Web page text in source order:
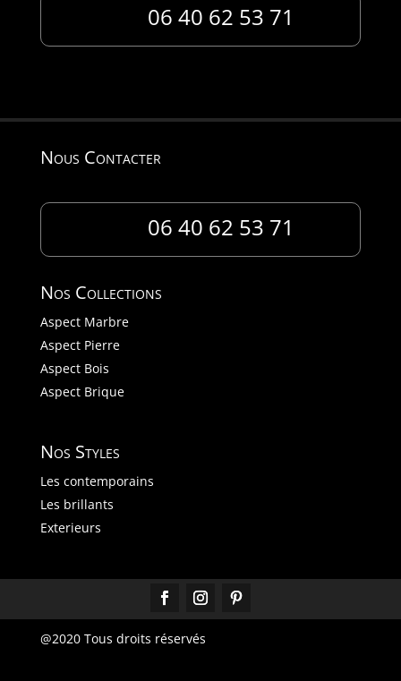
06 40 62 53 71
Nous Contacter
06 40 62 53 71
Nos Collections
Aspect Marbre
Aspect Pierre
Aspect Bois
Aspect Brique
Nos Styles
Les contemporains
Les brillants
Exterieurs
@2020 Tous droits réservés